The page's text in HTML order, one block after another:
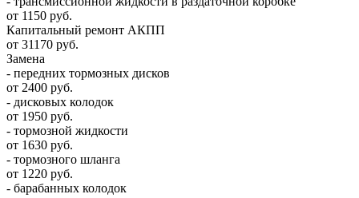
от 1150 руб.
Капитальный ремонт АКПП
от 31170 руб.
Замена
- передних тормозных дисков
от 2400 руб.
- дисковых колодок
от 1950 руб.
- тормозной жидкости
от 1630 руб.
- тормозного шланга
от 1220 руб.
- барабанных колодок